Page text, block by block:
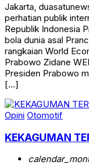
Jakarta,
perhatian publik
Republik Indonesia
bola dunia asal
rangkaian World
Prabowo Zidane
Presiden Prabowo
[…]
Opini Otomotif
KEKAGUMAN